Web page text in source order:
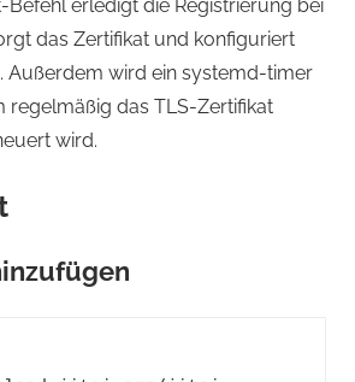
erledigt die Registrierung bei
das Zertifikat und konfiguriert
Außerdem wird ein systemd-timer
regelmäßig das TLS-Zertifikat
wird.